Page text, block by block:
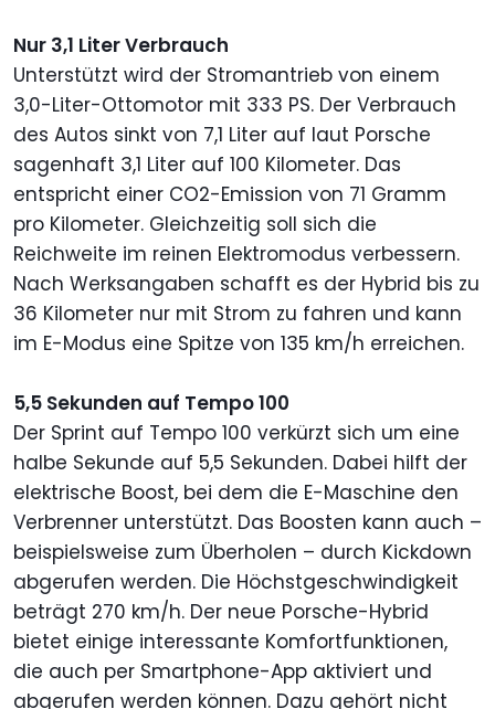
Nur 3,1 Liter Verbrauch
Unterstützt wird der Stromantrieb von einem
3,0-Liter-Ottomotor mit 333 PS. Der Verbrauch
des Autos sinkt von 7,1 Liter auf laut Porsche
sagenhaft 3,1 Liter auf 100 Kilometer. Das
entspricht einer CO2-Emission von 71 Gramm
pro Kilometer. Gleichzeitig soll sich die
Reichweite im reinen Elektromodus verbessern.
Nach Werksangaben schafft es der Hybrid bis zu
36 Kilometer nur mit Strom zu fahren und kann
im E-Modus eine Spitze von 135 km/h erreichen.
5,5 Sekunden auf Tempo 100
Der Sprint auf Tempo 100 verkürzt sich um eine
halbe Sekunde auf 5,5 Sekunden. Dabei hilft der
elektrische Boost, bei dem die E-Maschine den
Verbrenner unterstützt. Das Boosten kann auch –
beispielsweise zum Überholen – durch Kickdown
abgerufen werden. Die Höchstgeschwindigkeit
beträgt 270 km/h. Der neue Porsche-Hybrid
bietet einige interessante Komfortfunktionen,
die auch per Smartphone-App aktiviert und
abgerufen werden können. Dazu gehört nicht